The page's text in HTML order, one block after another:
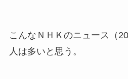
こんなＮＨＫのニュース（
人は多いと思う。